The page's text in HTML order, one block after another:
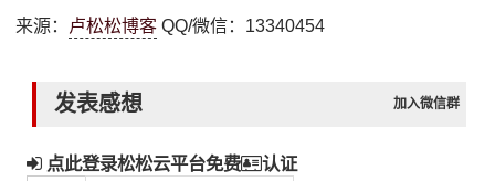
来源： 卢松松博客 QQ/微信：13340454
发表感想 加入微信群
点此登录松松云平台免费 认证